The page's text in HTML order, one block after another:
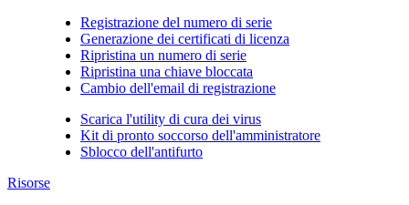
Registrazione del numero di serie
Generazione dei certificati di licenza
Ripristina un numero di serie
Ripristina una chiave bloccata
Cambio dell'email di registrazione
Scarica l'utility di cura dei virus
Kit di pronto soccorso dell'amministratore
Sblocco dell'antifurto
Risorse